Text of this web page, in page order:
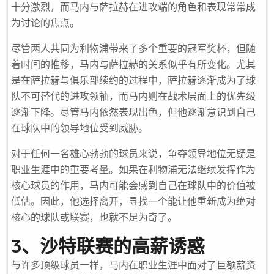
十分激烈，而马内与萨拉赫在进攻端的角色和表现常常成
为讨论的焦点。
尽管两人共同为利物浦带来了多个重要的冠军奖杯，但随
着时间的推移，马内与萨拉赫的关系似乎有所变化。尤其
是在萨拉赫与俱乐部续约的过程中，萨拉赫逐渐成为了球
队不可替代的进攻领袖，而马内则在战术层面上的优先级
逐渐下降。尽管马内依然表现出色，但他逐渐意识到自己
在球队中的领导地位受到威胁。
对于任何一名雄心勃勃的球员来说，争夺领导地位无疑是
职业生涯中的重要考量。如果在利物浦无法继续发挥作为
核心球员的作用，马内可能会感到自己在球队中的价值被
低估。因此，他选择离开，寻找一个能让他重新成为绝对
核心的球队或联赛，也就不足为奇了。
3、沙特联赛的高薪诱惑
与许多顶级球员一样，马内在职业生涯中面对了巨额薪资